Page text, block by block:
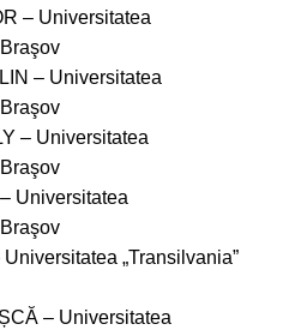
– Universitatea
– Universitatea
– Universitatea
Universitatea
„Transilvania”
– Universitatea